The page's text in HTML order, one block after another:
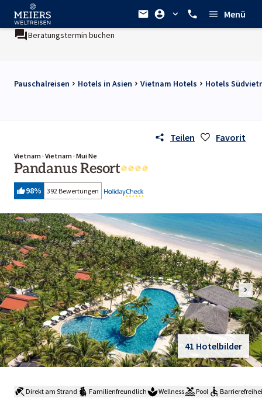
Menü
buchen Ein Unternehmen der
Pauschalreisen Hotels in Asien Vietnam Hotels Hotels
Teilen Favorit
Vietnam · Vietnam · Mui Ne
Pandanus Resort
98% 392 Bewertungen
41 Hotelbilder
Direkt am Strand Familienfreundlich Wellness Pool